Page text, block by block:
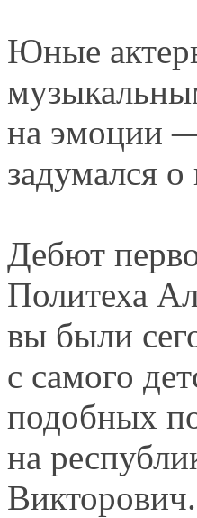
Юные
на эмоции
задумался о
Дебют
Политеха
вы были
с самого
подобных
на
Викторович.